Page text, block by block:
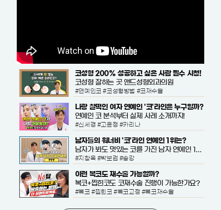
코성형 200% 성공하고 싶은 사람 필수 시청!
코성형 잘하는 곳 앤드성형외과의원
#연예인코 #코성형방법 #코재수술
나랑 찰떡인 여자 연예인 '코'라인은 누구일까?
연예인 코 분석부터 실제 사례 소개까지!
#신세경 #고윤정 #카리나
남자들의 워너비 '코'라인 연예인 1위는?
남자가 봐도 멋있는 코를 가진 남자 연예인 1위는 누구일까요?
#지창욱 #박보검 #송강
이런 복코도 재수술 가능할까?
복코+찝힌코도 코재수술 진행이 가능한가요?
#복코 #찝힌코 #복코교정 #복코재수술